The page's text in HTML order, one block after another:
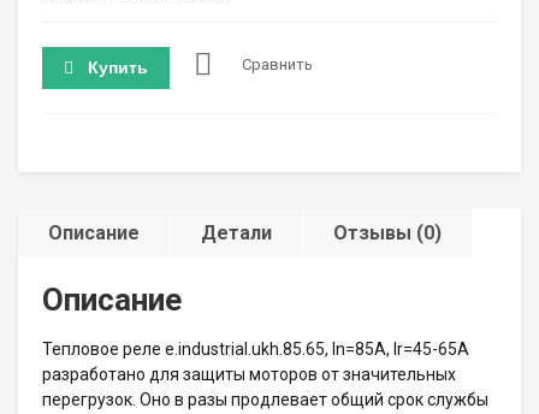
Купить Сравнить
Описание Детали Отзывы (0)
Описание
Тепловое реле e.industrial.ukh.85.65, In=85А, Ir=45-65А
разработано для защиты моторов от значительных
перегрузок. Оно в разы продлевает общий срок службы